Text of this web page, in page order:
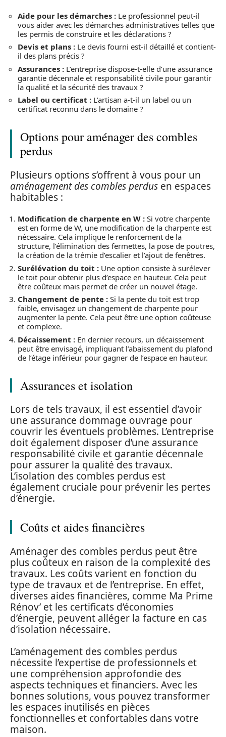
Aide pour les démarches : Le professionnel peut-il
vous aider avec les démarches administratives telles que
les permis de construire et les déclarations ?
Devis et plans : Le devis fourni est-il détaillé et contient-
il des plans précis ?
Assurances : L’entreprise dispose-t-elle d’une assurance
garantie décennale et responsabilité civile pour garantir
la qualité et la sécurité des travaux ?
Label ou certificat : L’artisan a-t-il un label ou un
certificat reconnu dans le domaine ?
Options pour aménager des combles
perdus
Plusieurs options s’offrent à vous pour un
aménagement des combles perdus en espaces
habitables :
Modification de charpente en W : Si votre charpente
est en forme de W, une modification de la charpente est
nécessaire. Cela implique le renforcement de la
structure, l’élimination des fermettes, la pose de poutres,
la création de la trémie d’escalier et l’ajout de fenêtres.
Surélévation du toit : Une option consiste à surélever
le toit pour obtenir plus d’espace en hauteur. Cela peut
être coûteux mais permet de créer un nouvel étage.
Changement de pente : Si la pente du toit est trop
faible, envisagez un changement de charpente pour
augmenter la pente. Cela peut être une option coûteuse
et complexe.
Décaissement : En dernier recours, un décaissement
peut être envisagé, impliquant l’abaissement du plafond
de l’étage inférieur pour gagner de l’espace en hauteur.
Assurances et isolation
Lors de tels travaux, il est essentiel d’avoir
une assurance dommage ouvrage pour
couvrir les éventuels problèmes. L’entreprise
doit également disposer d’une assurance
responsabilité civile et garantie décennale
pour assurer la qualité des travaux.
L’isolation des combles perdus est
également cruciale pour prévenir les pertes
d’énergie.
Coûts et aides financières
Aménager des combles perdus peut être
plus coûteux en raison de la complexité des
travaux. Les coûts varient en fonction du
type de travaux et de l’entreprise. En effet,
diverses aides financières, comme Ma Prime
Rénov’ et les certificats d’économies
d’énergie, peuvent alléger la facture en cas
d’isolation nécessaire.
L’aménagement des combles perdus
nécessite l’expertise de professionnels et
une compréhension approfondie des
aspects techniques et financiers. Avec les
bonnes solutions, vous pouvez transformer
les espaces inutilisés en pièces
fonctionnelles et confortables dans votre
maison.